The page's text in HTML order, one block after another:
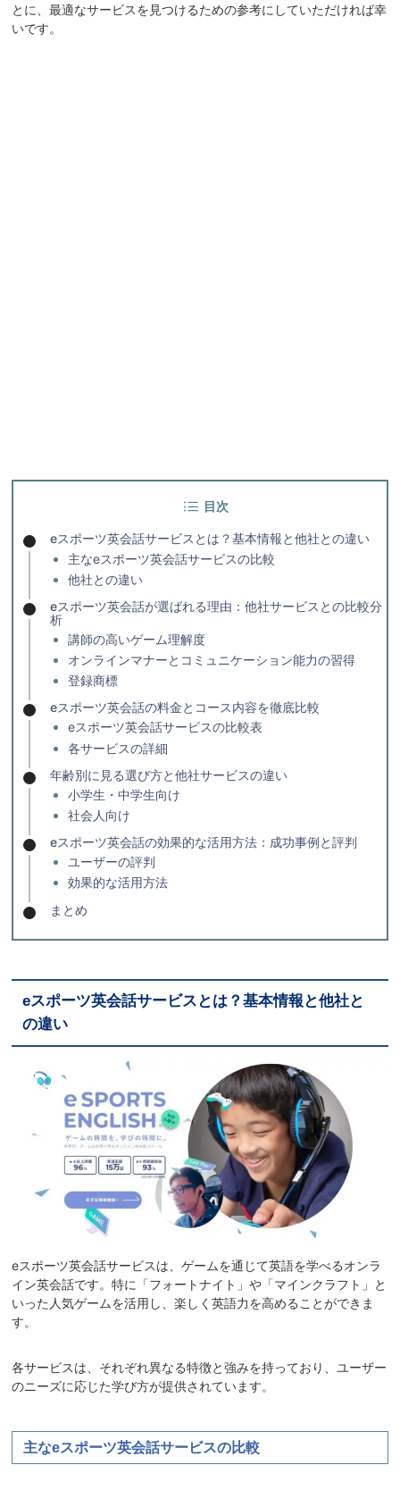
とに、最適なサービスを見つけるための参考にしていただければ幸
いです。
目次
eスポーツ英会話サービスとは？基本情報と他社との違い
主なeスポーツ英会話サービスの比較
他社との違い
eスポーツ英会話が選ばれる理由：他社サービスとの比較分
析
講師の高いゲーム理解度
オンラインマナーとコミュニケーション能力の習得
登録商標
eスポーツ英会話の料金とコース内容を徹底比較
eスポーツ英会話サービスの比較表
各サービスの詳細
年齢別に見る選び方と他社サービスの違い
小学生・中学生向け
社会人向け
eスポーツ英会話の効果的な活用方法：成功事例と評判
ユーザーの評判
効果的な活用方法
まとめ
eスポーツ英会話サービスとは？基本情報と他社と
の違い
eスポーツ英会話サービスは、ゲームを通じて英語を学べるオンラ
イン英会話です。特に「フォートナイト」や「マインクラフト」と
いった人気ゲームを活用し、楽しく英語力を高めることができま
す。
各サービスは、それぞれ異なる特徴と強みを持っており、ユーザー
のニーズに応じた学び方が提供されています。
主なeスポーツ英会話サービスの比較